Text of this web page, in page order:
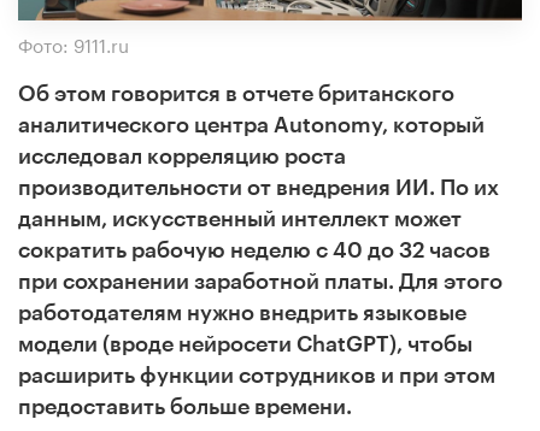
Фото: 9111.ru
Об этом говорится в отчете британского
аналитического центра Autonomy, который
исследовал корреляцию роста
производительности от внедрения ИИ. По их
данным, искусственный интеллект может
сократить рабочую неделю с 40 до 32 часов
при сохранении заработной платы. Для этого
работодателям нужно внедрить языковые
модели (вроде нейросети ChatGPT), чтобы
расширить функции сотрудников и при этом
предоставить больше времени.